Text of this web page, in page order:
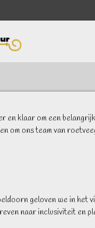
en klaar om een
om ons team van
geloven we in het
naar inclusiviteit en